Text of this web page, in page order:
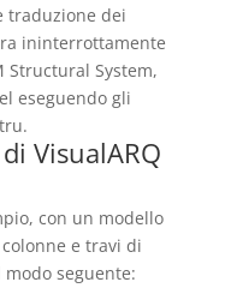
traduzione dei
ininterrottamente
Structural System,
eseguendo gli
VisualARQ
con un modello
e travi di
seguente: